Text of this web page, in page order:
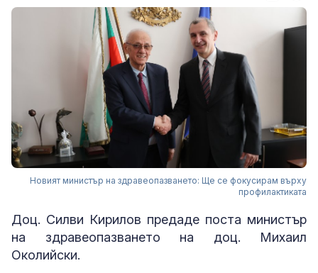
Новият министър на здравеопазването: Ще се фокусирам върху
профилактиката
Доц. Силви Кирилов предаде поста министър
на здравеопазването на доц. Михаил
Околийски.